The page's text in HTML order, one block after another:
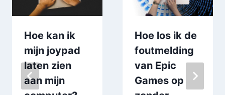
Hoe kan ik
mijn joypad
laten zien
aan mijn
Hoe los ik de
foutmelding
van Epic
Games op